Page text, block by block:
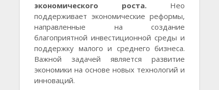
экономического роста. Нео
поддерживает экономические реформы,
направленные на создание
благоприятной инвестиционной среды и
поддержку малого и среднего бизнеса.
Важной задачей является развитие
экономики на основе новых технологий и
инноваций.